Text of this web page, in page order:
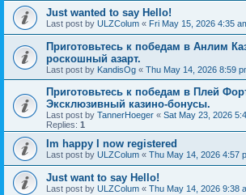
Just wanted to say Hello!
Last post by ULZColum « Fri May 15, 2026 4:35
Приготовьтесь к победам в Анлим
роскошный азарт.
Last post by KandisOg « Thu May 14, 2026 8:59
Приготовьтесь к победам в Плей
Эксклюзивный казино-бонусы.
Last post by TannerHoeger « Sat May 23, 2026
Replies: 1
Im happy I now registered
Last post by ULZColum « Thu May 14, 2026 4:57
Just want to say Hello!
Last post by ULZColum « Thu May 14, 2026 9:38